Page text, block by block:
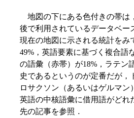
地図の下にある色付きの帯は
後で利用されているデータベー
現在の地図に示される統計をみ
49%，英語要素に基づく複合語
の語彙（赤帯）が18%，ラテン
史であるというのが定番だが
ロサクソン（あるいはゲルマ
英語の中核語彙に借用語がどれ
先の記事を参照．